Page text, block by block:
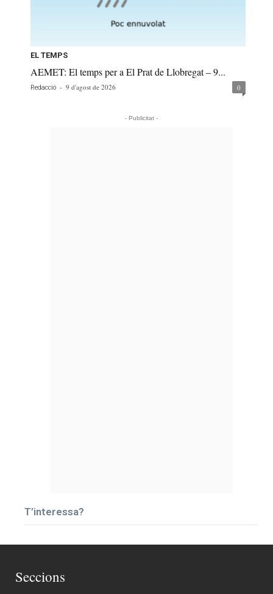
EL TEMPS
AEMET: El temps per a El Prat de Llobregat – 9...
Redacció - 9 d'agost de 2026 0
- Publicitat -
T’interessa?
Seccions